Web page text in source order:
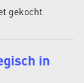
gekocht
in